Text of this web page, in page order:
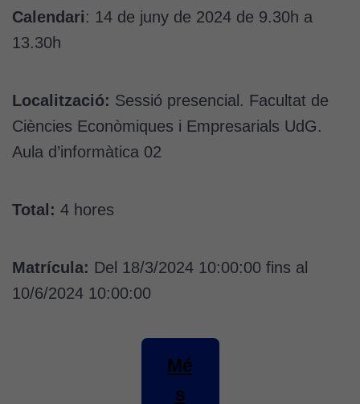
Calendari: 14 de juny de 2024 de 9.30h a
13.30h
Localització: Sessió presencial. Facultat de
Ciències Econòmiques i Empresarials UdG.
Aula d’informàtica 02
Total: 4 hores
Matrícula: Del 18/3/2024 10:00:00 fins al
10/6/2024 10:00:00
Mé
s